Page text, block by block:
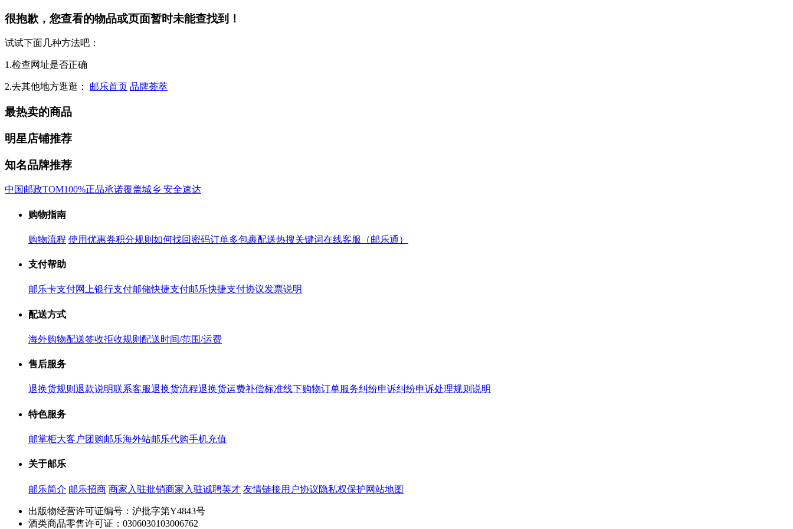
很抱歉，您查看的物品或页面暂时未能查找到！
试试下面几种方法吧：
1.检查网址是否正确
2.去其他地方逛逛： 邮乐首页 品牌荟萃
最热卖的商品
明星店铺推荐
知名品牌推荐
中国邮政TOM100%正品承诺覆盖城乡 安全速达
购物指南
购物流程 使用优惠券积分规则 如何找回密码订单多包裹配送热搜关键词在线客服（邮乐通）
支付帮助
邮乐卡支付网上银行支付邮储快捷支付邮乐快捷支付协议发票说明
配送方式
海外购物配送签收拒收规则 配送时间/范围/运费
售后服务
退换货规则 退款说明联系客服退换货流程退换货运费补偿标准线下购物订单服务纠纷申诉纠纷申诉处理规则说明
特色服务
邮掌柜大客户团购邮乐海外站邮乐代购手机充值
关于邮乐
邮乐简介 邮乐招商 商家入驻批销商家入驻诚聘英才 友情链接用户协议隐私权保护网站地图
出版物经营许可证编号：沪批字第Y4843号
酒类商品零售许可证：0306030103006762